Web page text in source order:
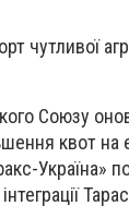
чутливої
Союзу
квот на
Україна»